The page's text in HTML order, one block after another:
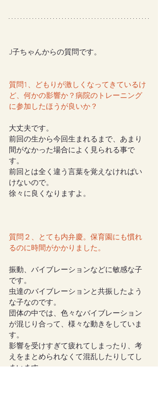
J子ちゃんからの質問です。
質問1、どもりが激しくなってきているけ
ど、何かの影響か？病院のトレーニング
に参加したほうが良いか？
大丈夫です。
前回の生から今回生まれるまで、あまり
間がなかった場合によく見られる事で
す。
前回とは全く違う言葉を覚えなければい
けないので。
徐々に良くなりますよ。
質問２、とても内弁慶。保育園にも慣れ
るのに時間がかかりました。
振動、バイブレーションなどに敏感な子
です。
虫達のバイブレーションと共振したよう
な子なのです。
団体の中では、色々なバイブレーション
が混じり合って、様々な動きをしていま
す。
影響を受けすぎて疲れてしまったり、考
えをまとめられなくて混乱したりしてし
まいます。